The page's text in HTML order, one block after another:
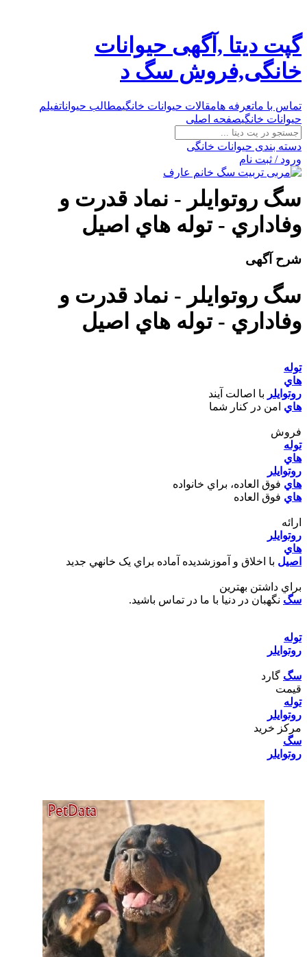
گپت دیتا ,آگهی حیوانات
خانگی,فروش سگ د
تماس با ماتعرفه هامقالات حیوانات خانگیمطالب حیواناتفیلم
حیوانات خانگیصفحه اصلی
دسته بندی حیوانات خانگی
ورود / ثبت نام
سگ روتوايلر - نماد قدرت و
وفاداري - توله هاي اصيل
شرح آگهی
سگ روتوايلر - نماد قدرت و
وفاداري - توله هاي اصيل
توله
هاي
روتوايلر با اصالت آيند
هاي امن در کنار شما
فروش
توله
هاي
روتوايلر
هاي فوق العاده، براي خانواده
هاي فوق العاده
ارائه
روتوايلر
هاي
اصيل با اخلاق و آموزشديده آماده براي يک خانهي جديد
براي داشتن بهترين
سگ نگهبان در دنيا با ما در تماس باشيد.
توله
روتوايلر
سگ گارد
قيمت
توله
روتوايلر
مرکز خريد
سگ
روتوايلر